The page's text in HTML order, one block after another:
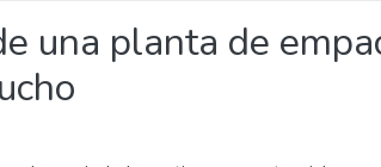
una planta de